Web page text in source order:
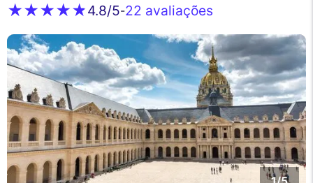
4.8/5-22 avaliações